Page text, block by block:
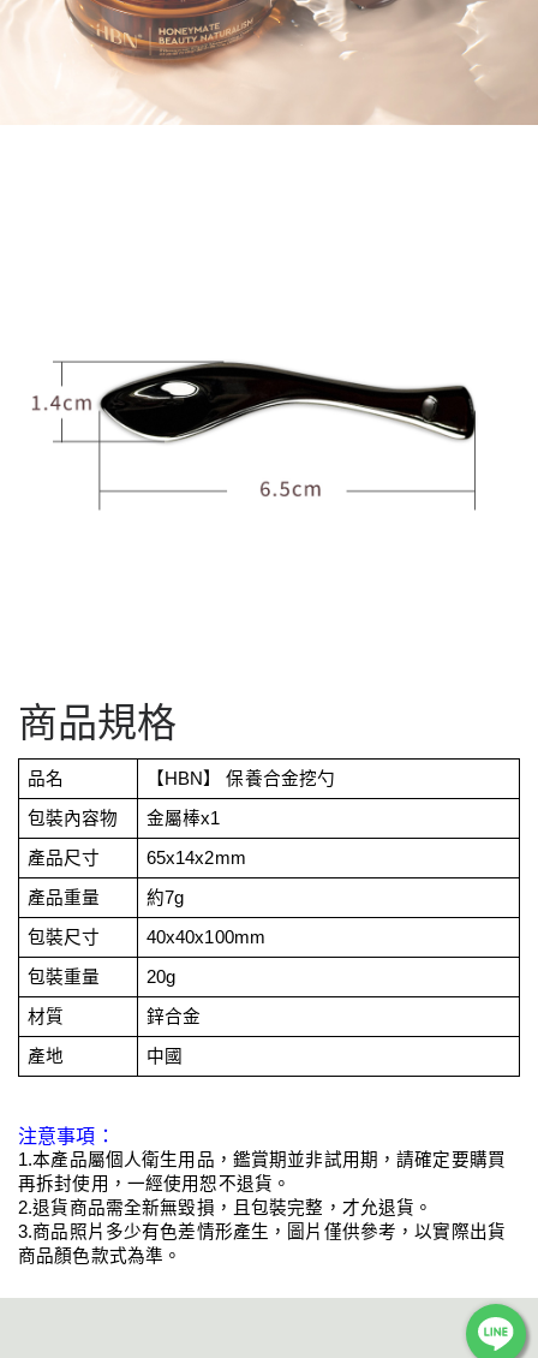
商品規格
品名 【HBN】 保養合金挖勺
包裝內容物 金屬棒x1
產品尺寸 65x14x2mm
產品重量 約7g
包裝尺寸 40x40x100mm
包裝重量 20g
材質 鋅合金
產地 中國
注意事項：
1.本產品屬個人衛生用品，鑑賞期並非試用期，請確定要購買
再拆封使用，一經使用恕不退貨。
2.退貨商品需全新無毀損，且包裝完整，才允退貨。
3.商品照片多少有色差情形產生，圖片僅供參考，以實際出貨
商品顏色款式為準。